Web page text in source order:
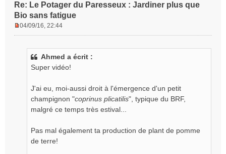
Re: Le Potager du Paresseux : Jardiner plus que
Bio sans fatigue
04/09/16, 22:44
Ahmed a écrit :
Super vidéo!
J'ai eu, moi-aussi droit à l'émergence d'un petit
champignon "coprinus plicatilis", typique du BRF,
malgré ce temps très estival...
Pas mal également ta production de plant de pomme
de terre!